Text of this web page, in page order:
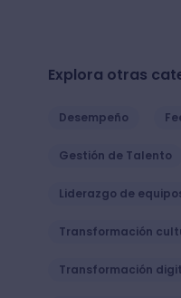
Explora otras
Desempeño
Gestión de Talento
Liderazgo de
Transformación
Transformación